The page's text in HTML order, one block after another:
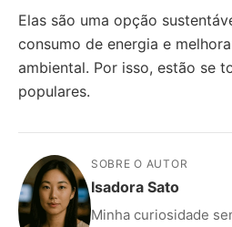
Elas são uma opção
consumo de energia e
ambiental. Por isso, estão se
populares.
SOBRE O AUTOR
Isadora Sato
Minha curiosidade